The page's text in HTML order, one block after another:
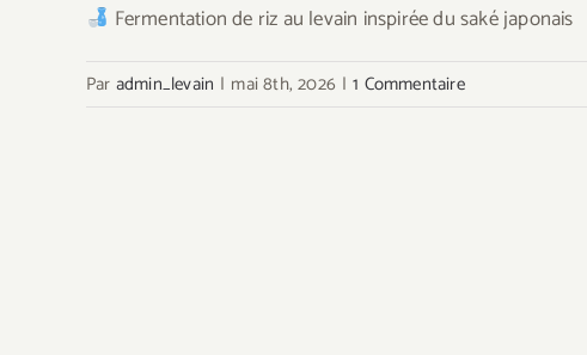
Fermentation de riz au levain inspirée du saké japonais
Par admin_levain | mai 8th, 2026 | 1 Commentaire